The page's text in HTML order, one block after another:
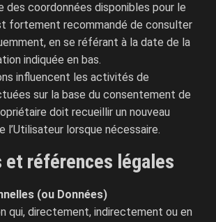
des coordonnées disponibles pour le
fortement recommandé de consulter
en se référant à la date de la
indiquée en bas.
influencent les activités de
sur la base du consentement de
doit recueillir un nouveau
l’Utilisateur lorsque nécessaire.
et références légales
(ou Données)
qui, directement, indirectement ou en